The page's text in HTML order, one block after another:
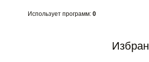
Использует программ: 0